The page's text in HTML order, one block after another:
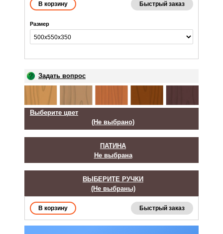
Быстрый заказ
Размер
Задать вопрос
Выберите цвет
(Не выбрано)
ПАТИНА
Не выбрана
ВЫБЕРИТЕ РУЧКИ
(Не выбраны)
Быстрый заказ